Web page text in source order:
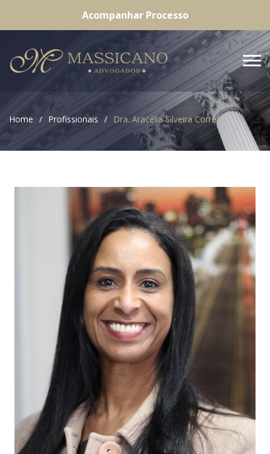
Acompanhar Processo
Home Profissionais Dra. Aracélia Silveira Corrêa